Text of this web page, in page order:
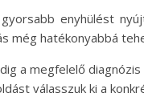
enyhülést
még hatékonyabbá
a megfelelő diagnózis
válasszuk ki a